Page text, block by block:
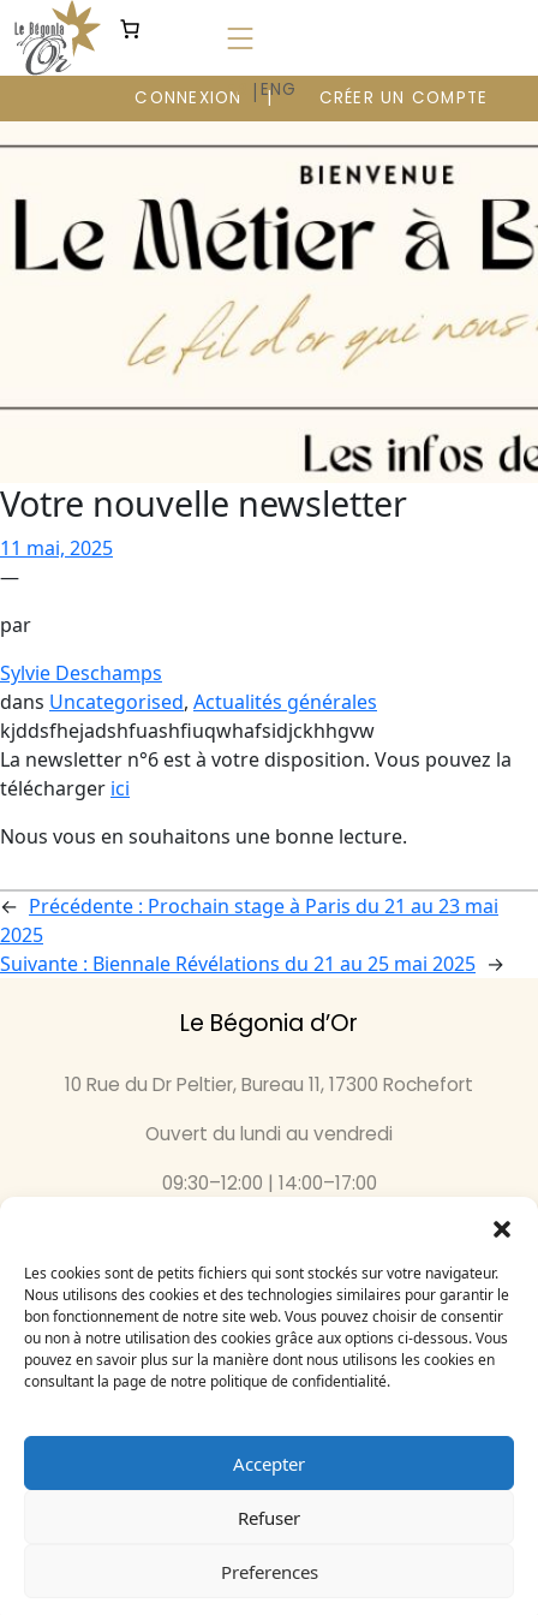
Les cookies sont de petits fichiers qui sont stockés sur votre navigateur.
Nous utilisons des cookies et des technologies similaires pour garantir le
bon fonctionnement de notre site web. Vous pouvez choisir de consentir
ou non à notre utilisation des cookies grâce aux options ci-dessous. Vous
pouvez en savoir plus sur la manière dont nous utilisons les cookies en
consultant la page de notre politique de confidentialité.
Accepter
Refuser
Preferences
au
contenu
FR | ENG
CONNEXION CRÉER UN COMPTE
Votre nouvelle newsletter
11 mai, 2025
—
par
Sylvie Deschamps
dans Uncategorised, Actualités générales
kjddsfhejadshfuashfiuqwhafsidjckhhgvw
La newsletter n°6 est à votre disposition. Vous pouvez la
télécharger ici
Nous vous en souhaitons une bonne lecture.
← Précédente : Prochain stage à Paris du 21 au 23 mai
2025
Suivante : Biennale Révélations du 21 au 25 mai 2025 →
Le Bégonia d’Or
10 Rue du Dr Peltier, Bureau 11, 17300 Rochefort
Ouvert du lundi au vendredi
09:30–12:00 | 14:00–17:00
Inscrivez-vous
à notre newsletter
Le Bégonia d’Or 2024
Création par